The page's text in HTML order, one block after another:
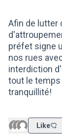
Afin de lutter
préfet signe
nos rues
interdiction
tout le temps
tranquillité!
Like